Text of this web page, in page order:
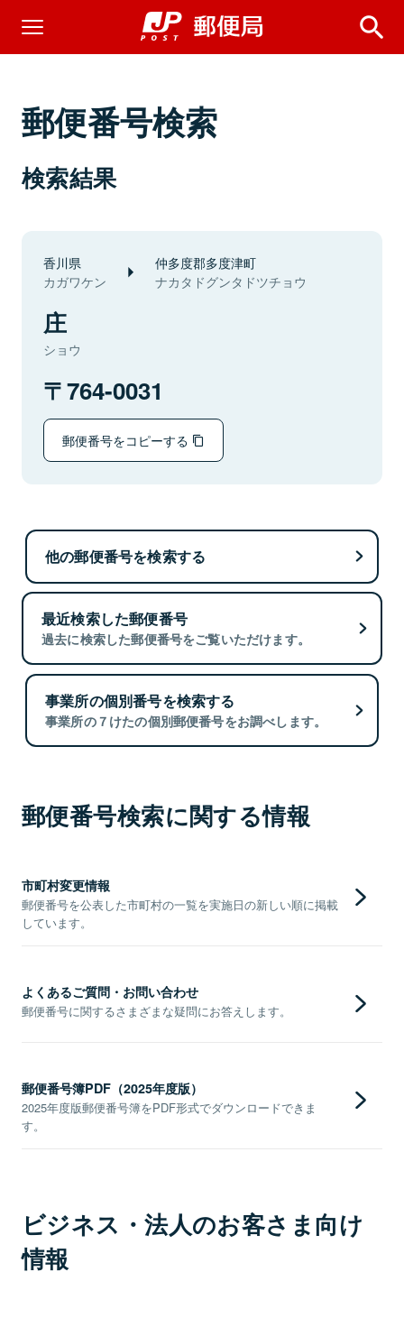
郵便番号検索
検索結果
香川県
カガワケン
仲多度郡多度津町
ナカタドグンタドツチョウ
庄
ショウ
764-0031
郵便番号をコピーする
他の郵便番号を検索する
最近検索した郵便番号
過去に検索した郵便番号をご覧いただけます。
事業所の個別番号を検索する
事業所の７けたの個別郵便番号をお調べします。
郵便番号検索に関する情報
市町村変更情報
郵便番号を公表した市町村の一覧を実施日の新しい順に掲載
しています。
よくあるご質問・お問い合わせ
郵便番号に関するさまざまな疑問にお答えします。
郵便番号簿PDF（2025年度版）
2025年度版郵便番号簿をPDF形式でダウンロードできま
す。
ビジネス・法人のお客さま向け
情報